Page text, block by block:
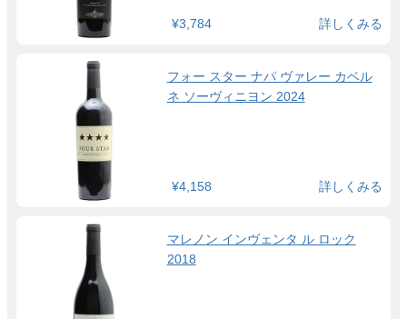
¥3,784 詳しくみる
フォー スター ナパ ヴァレー カベル
ネ ソーヴィニヨン 2024
¥4,158 詳しくみる
マレノン インヴェンタ ル ロック
2018